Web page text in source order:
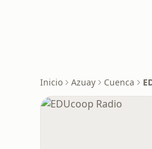
Inicio Azuay Cuenca